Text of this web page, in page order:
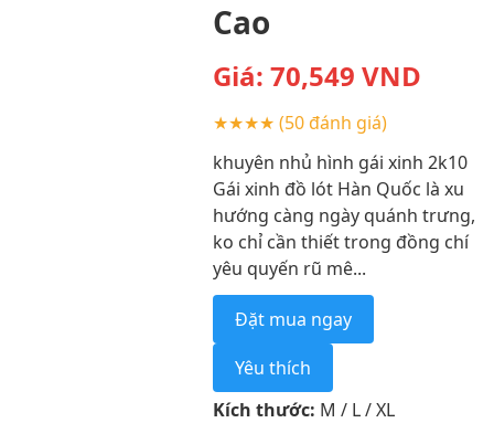
Cao
Giá: 70,549 VND
★★★★ (50 đánh giá)
khuyên nhủ hình gái xinh 2k10
Gái xinh đồ lót Hàn Quốc là xu
hướng càng ngày quánh trưng,
ko chỉ cần thiết trong đồng chí
yêu quyến rũ mê...
Đặt mua ngay
Yêu thích
Kích thước: M / L / XL